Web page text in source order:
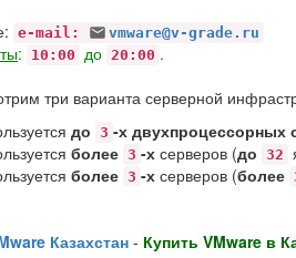
e-mail: vmware@v-grade.ru
: 10:00 до 20:00 .
три варианта серверной
до 3 -х двухпроцессорных
более 3 -х серверов (до 32
более 3 -х серверов (более
Казахстан - Купить VMware в